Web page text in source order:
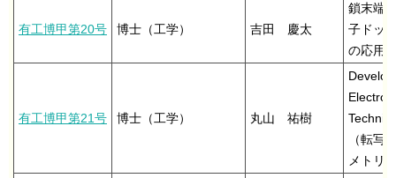
有工博甲第20号 博士（工学） 吉田 慶太
鎖末端
子ドッ
の応用
有工博甲第21号 博士（工学） 丸山 祐樹
（転写
メトリ